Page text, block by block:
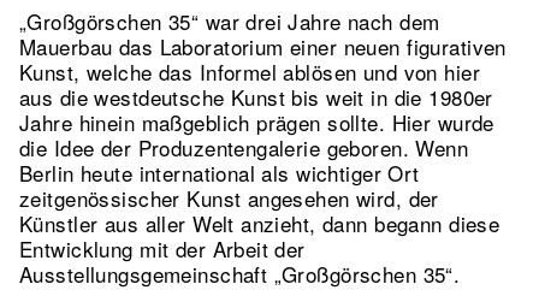
„Großgörschen 35“ war drei Jahre nach dem
Mauerbau das Laboratorium einer neuen figurativen
Kunst, welche das Informel ablösen und von hier
aus die westdeutsche Kunst bis weit in die 1980er
Jahre hinein maßgeblich prägen sollte. Hier wurde
die Idee der Produzentengalerie geboren. Wenn
Berlin heute international als wichtiger Ort
zeitgenössischer Kunst angesehen wird, der
Künstler aus aller Welt anzieht, dann begann diese
Entwicklung mit der Arbeit der
Ausstellungsgemeinschaft „Großgörschen 35“.